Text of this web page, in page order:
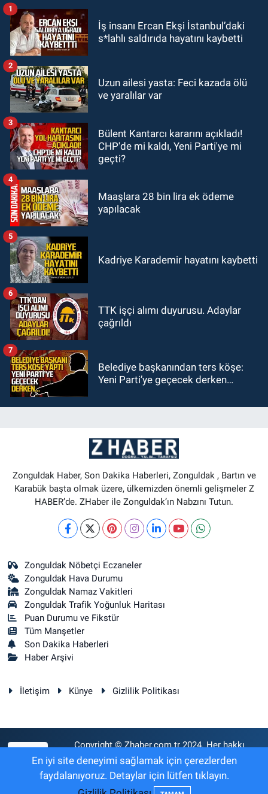
19:56
19:46Cumhurbaşkanı Erdoğan’ın
GÜNDEM
18:48Yeni başkan belli oldu:
Kongrede dostluk mesajları
İş insanı Ercan Ekşi İstanbul’daki
s*lahlı saldırıda hayatını kaybetti
1
Uzun ailesi yasta: Feci kazada ölü
ve yaralılar var
2
Bülent Kantarcı kararını açıkladı!
CHP'de mi kaldı, Yeni Parti'ye mi
geçti?
3
Maaşlara 28 bin lira ek ödeme
yapılacak
4
Kadriye Karademir hayatını kaybetti
5
TTK işçi alımı duyurusu. Adaylar
çağrıldı
6
Belediye başkanından ters köşe:
Yeni Parti’ye geçecek derken…
7
Zonguldak Haber, Son Dakika Haberleri, Zonguldak , Bartın ve
Karabük başta olmak üzere, ülkemizden önemli gelişmeler Z
HABER’de. ZHaber ile Zonguldak’ın Nabzını Tutun.
Zonguldak Nöbetçi Eczaneler
Zonguldak Hava Durumu
Zonguldak Namaz Vakitleri
Zonguldak Trafik Yoğunluk Haritası
Puan Durumu ve Fikstür
Tüm Manşetler
Son Dakika Haberleri
Haber Arşivi
İletişim Künye Gizlilik Politikası
Copyright © Zhaber.com.tr 2024. Her hakkı
saklıdır.
En iyi site deneyimi sağlamak için çerezlerden
faydalanıyoruz. Detaylar için lütfen tıklayın.